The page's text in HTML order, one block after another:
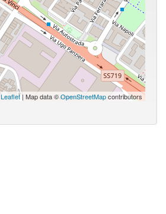
Leaflet| Map data ©OpenStreetMapcontributors